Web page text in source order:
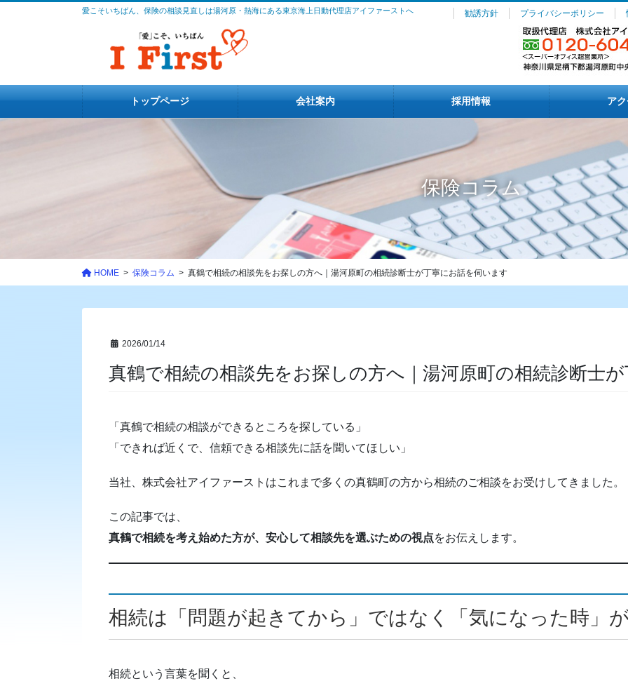
愛こそいちばん、保険の相談見直しは湯河原・熱海にある東京海上日動代理店アイファーストへ 勧誘方針 プライバシーポリシー
トップページ 会社案内 採用情報 ア
保険コラム
HOME 保険コラム 真鶴で相続の相談先をお探しの方へ｜湯河原町の相続診断士が丁寧にお話を伺います
2026/01/14
真鶴で相続の相談先をお探しの方へ｜湯河原町の相続診断士
「真鶴で相続の相談ができるところを探している」
「できれば近くで、信頼できる相談先に話を聞いてほしい」
当社、株式会社アイファーストはこれまで多くの真鶴町の方から相続のご相談をお受けしてきました。
この記事では、
真鶴で相続を考え始めた方が、安心して相談先を選ぶための視点をお伝えします。
相続は「問題が起きてから」ではなく「気になった時」
相続という言葉を聞くと、